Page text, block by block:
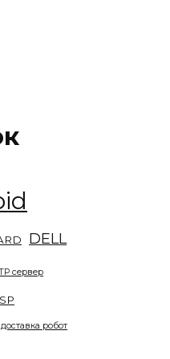
DELL
сервер
робот